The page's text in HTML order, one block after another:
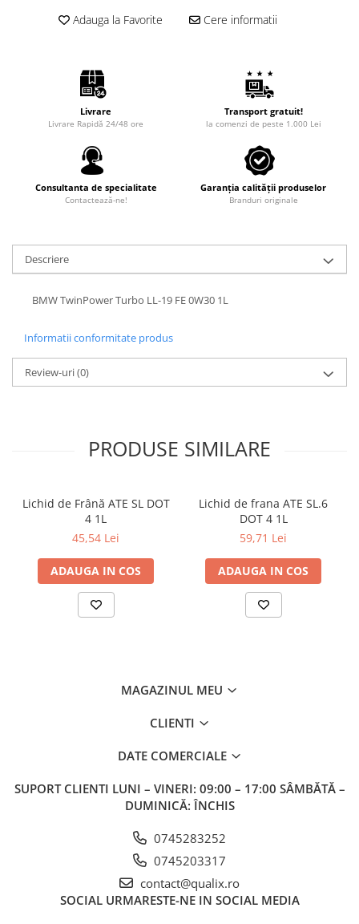
Cosmetica Auto
Intretinere interior
Jante si Anvelope
Odorizante Auto
Siguranta Auto
Kituri siguranta
Ulei Motor
0W30
5W20
5W30
5W40
Adauga la Favorite Cere informatii
Livrare
Livrare Rapidă 24/48 ore
Transport gratuit!
la comenzi de peste 1.000 Lei
Consultanta de specialitate
Contactează-ne!
Garanția calității produselor
Branduri originale
Descriere
BMW TwinPower Turbo LL-19 FE 0W30 1L
Informatii conformitate produs
Review-uri(0)
PRODUSE SIMILARE
Lichid de Frână ATE SL DOT
4 1L
45,54 Lei
ADAUGA IN COS
Lichid de frana ATE SL.6
DOT 4 1L
59,71 Lei
ADAUGA IN COS
MAGAZINUL MEU
CLIENTI
DATE COMERCIALE
SUPORT CLIENTI LUNI – VINERI: 09:00 – 17:00 SÂMBĂTĂ –
DUMINICĂ: ÎNCHIS
0745283252
0745203317
contact@qualix.ro
SOCIAL URMARESTE-NE IN SOCIAL MEDIA